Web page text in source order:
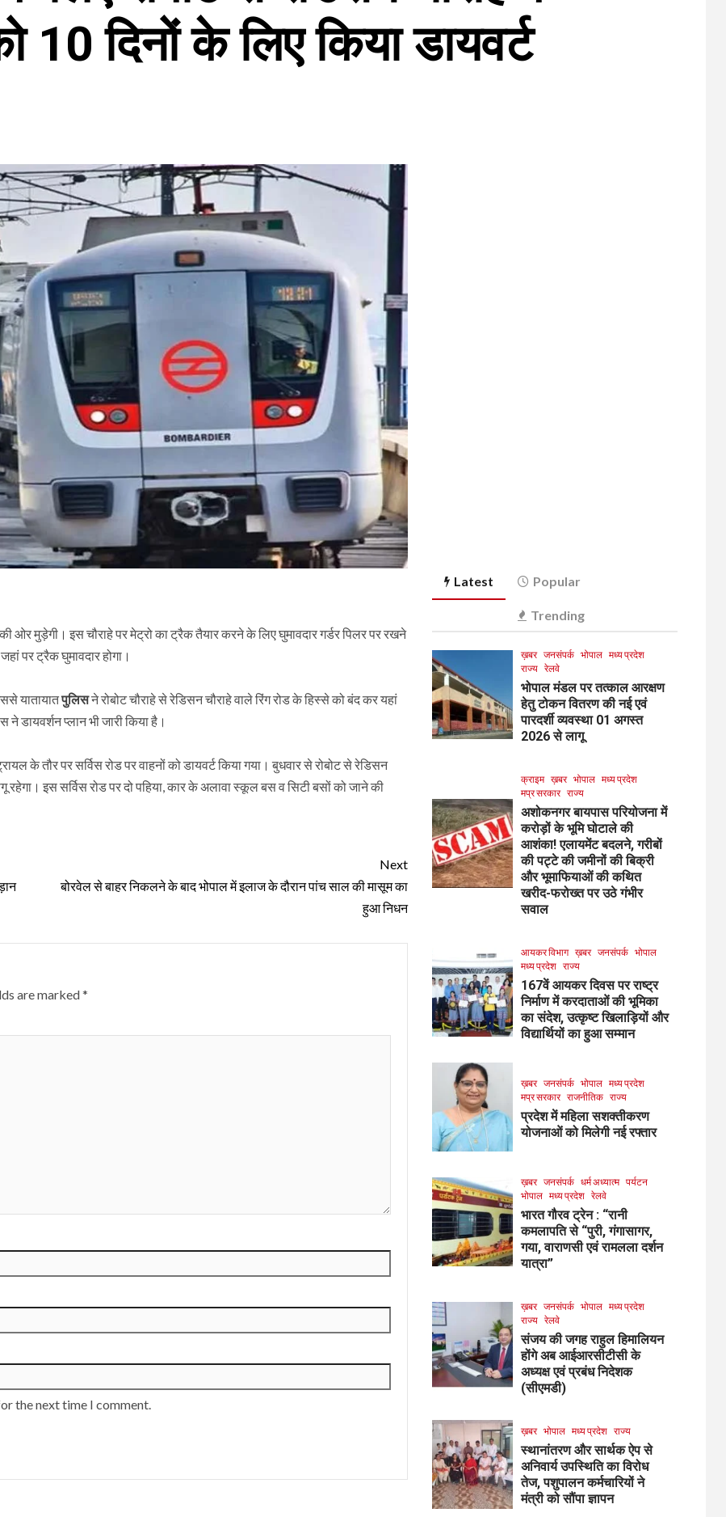
10 दिनों के लिए किया डायवर्ट
ओर मुड़ेगी। इस चौराहे पर मेट्रो का ट्रैक तैयार करने के लिए घुमावदार गर्डर पिलर पर रखने
पर ट्रैक घुमावदार होगा।
यातायातपुलिसने रोबोट चौराहे से रेडिसन चौराहे वाले रिंग रोड के हिस्से को बंद कर यहां
डायवर्शन प्लान भी जारी किया है।
तौर पर सर्विस रोड पर वाहनों को डायवर्ट किया गया। बुधवार से रोबोट से रेडिसन
रहेगा। इस सर्विस रोड पर दो पहिया, कार के अलावा स्कूल बस व सिटी बसों को जाने की
Next
बोरवेल से बाहर निकलने के बाद भोपाल में इलाज के दौरान पांच साल की मासूम का
हुआ निधन
are marked*
the next time I comment.
Latest Popular
Trending
ख़बर जनसंपर्क भोपाल मध्य प्रदेश
राज्य रेलवे
भोपाल मंडल पर तत्काल आरक्षण
हेतु टोकन वितरण की नई एवं
पारदर्शी व्यवस्था 01 अगस्त
2026 से लागू
क्राइम ख़बर भोपाल मध्य प्रदेश
मप्र सरकार राज्य
अशोकनगर बायपास परियोजना में
करोड़ों के भूमि घोटाले की
आशंका! एलायमेंट बदलने, गरीबों
की पट्टे की जमीनों की बिक्री
और भूमाफियाओं की कथित
खरीद-फरोख्त पर उठे गंभीर
सवाल
आयकर विभाग ख़बर जनसंपर्क भोपाल
मध्य प्रदेश राज्य
167वें आयकर दिवस पर राष्ट्र
निर्माण में करदाताओं की भूमिका
का संदेश, उत्कृष्ट खिलाड़ियों और
विद्यार्थियों का हुआ सम्मान
ख़बर जनसंपर्क भोपाल मध्य प्रदेश
मप्र सरकार राजनीतिक राज्य
प्रदेश में महिला सशक्तीकरण
योजनाओं को मिलेगी नई रफ्तार
ख़बर जनसंपर्क धर्म अध्यात्म पर्यटन
भोपाल मध्य प्रदेश रेलवे
भारत गौरव ट्रेन : “रानी
कमलापति से “पुरी, गंगासागर,
गया, वाराणसी एवं रामलला दर्शन
यात्रा”
ख़बर जनसंपर्क भोपाल मध्य प्रदेश
राज्य रेलवे
संजय की जगह राहुल हिमालियन
होंगे अब आईआरसीटीसी के
अध्यक्ष एवं प्रबंध निदेशक
(सीएमडी)
ख़बर भोपाल मध्य प्रदेश राज्य
स्थानांतरण और सार्थक ऐप से
अनिवार्य उपस्थिति का विरोध
तेज, पशुपालन कर्मचारियों ने
मंत्री को सौंपा ज्ञापन